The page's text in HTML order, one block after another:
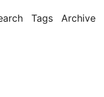
Tags Archive